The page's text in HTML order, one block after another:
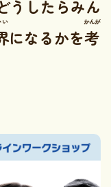
うしたらみん
い
になるかを考
かんが